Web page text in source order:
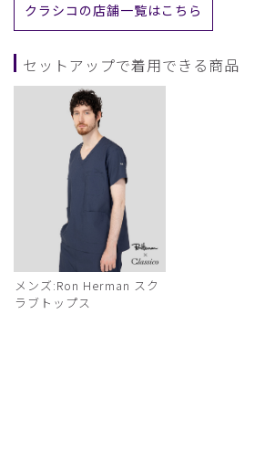
クラシコの店舗一覧はこちら
セットアップで着用できる商品
メンズ:Ron Herman スク
ラブトップス